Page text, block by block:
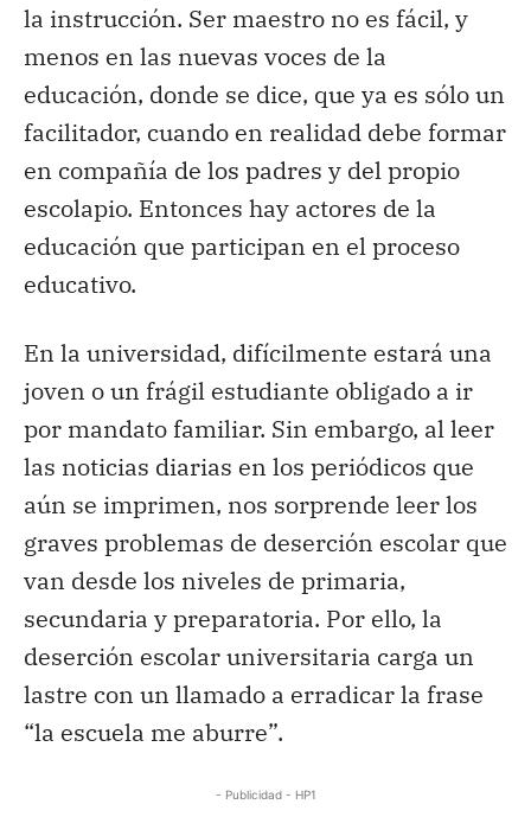
la instrucción. Ser maestro no es fácil, y
menos en las nuevas voces de la
educación, donde se dice, que ya es sólo un
facilitador, cuando en realidad debe formar
en compañía de los padres y del propio
escolapio. Entonces hay actores de la
educación que participan en el proceso
educativo.
En la universidad, difícilmente estará una
joven o un frágil estudiante obligado a ir
por mandato familiar. Sin embargo, al leer
las noticias diarias en los periódicos que
aún se imprimen, nos sorprende leer los
graves problemas de deserción escolar que
van desde los niveles de primaria,
secundaria y preparatoria. Por ello, la
deserción escolar universitaria carga un
lastre con un llamado a erradicar la frase
“la escuela me aburre”.
- Publicidad - HP1